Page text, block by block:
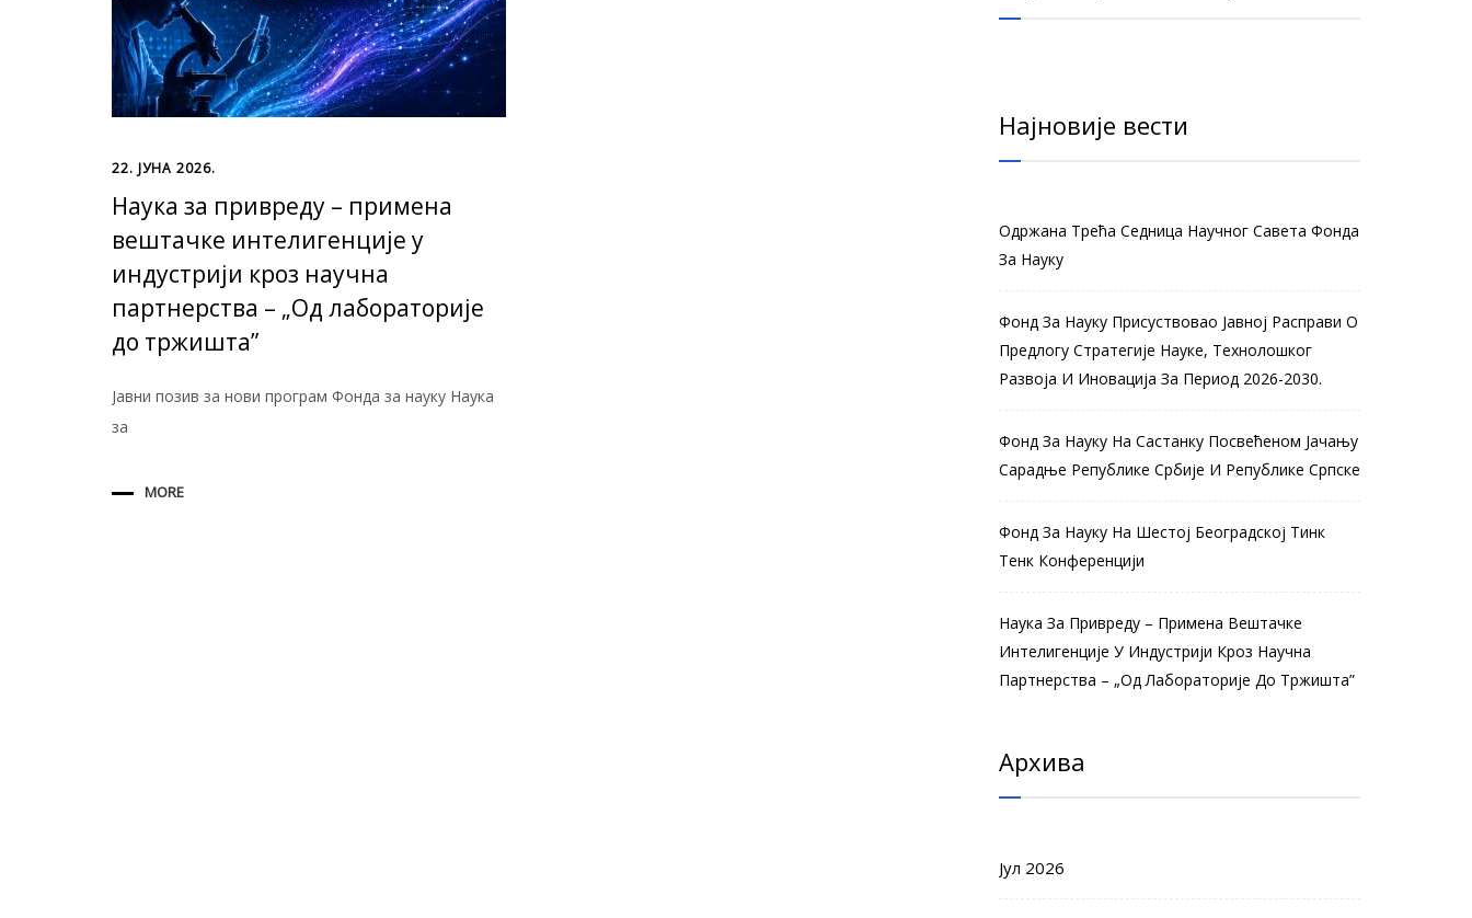
22. ЈУНА 2026.
Наука за привреду – примена
вештачке интелигенције у
индустрији кроз научна
партнерства – „Од лабораторије
до тржишта”
Јавни позив за нови програм Фонда за науку Наука
за
MORE
Најновије вести
Одржана Трећа Седница Научног Савета Фонда
За Науку
Фонд За Науку Присуствовао Јавној Расправи О
Предлогу Стратегије Науке, Технолошког
Развоја И Иновација За Период 2026-2030.
Фонд За Науку На Састанку Посвећеном Јачању
Сарадње Републике Србије И Републике Српске
Фонд За Науку На Шестој Београдској Тинк
Тенк Конференцији
Наука За Привреду – Примена Вештачке
Интелигенције У Индустрији Кроз Научна
Партнерства – „Од Лабораторије До Тржишта”
Архива
Јул 2026